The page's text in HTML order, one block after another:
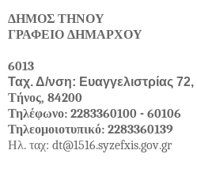
ΔΗΜΟΣ ΤΗΝΟΥ
ΓΡΑΦΕΙΟ ΔΗΜΑΡΧΟΥ
Αριθμ.
6013
Ταχ. Δ/νση: Ευαγγελιστρίας 72,
Τήνος, 84200
Τηλέφωνο: 2283360100 - 60106
Τηλεομοιοτυπικό: 2283360139
Ηλ. ταχ: dt@1516.syzefxis.gov.gr